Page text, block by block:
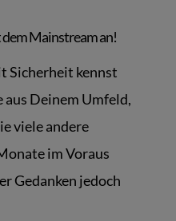
Mainstream an!
Sicherheit kennst
aus Deinem Umfeld,
viele andere
im Voraus
Gedanken jedoch